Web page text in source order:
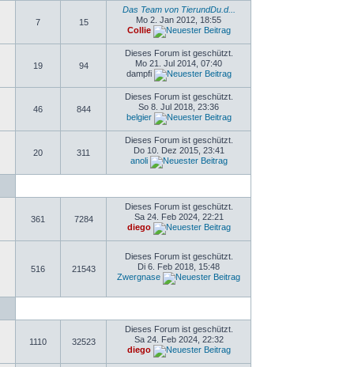
7 15
Das Team von TierundDu.d...
Mo 2. Jan 2012, 18:55
Collie
19 94
Dieses Forum ist geschützt.
Mo 21. Jul 2014, 07:40
dampfi
46 844
Dieses Forum ist geschützt.
So 8. Jul 2018, 23:36
belgier
20 311
Dieses Forum ist geschützt.
Do 10. Dez 2015, 23:41
anoli
361 7284
Dieses Forum ist geschützt.
Sa 24. Feb 2024, 22:21
diego
516 21543
Dieses Forum ist geschützt.
Di 6. Feb 2018, 15:48
Zwergnase
1110 32523
Dieses Forum ist geschützt.
Sa 24. Feb 2024, 22:32
diego